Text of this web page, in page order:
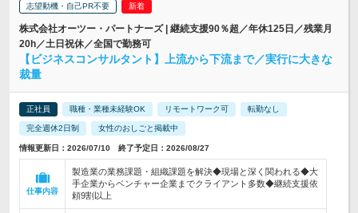
志望動機・自己PR不要
株式会社オーツー・パートナーズ | 継続支援90％超／年休125日／残業月
20h／土日祝休／全国で勤務可
【ビジネスコンサルタント】上流から下流まで／実行に大きな
裁量
正社員 職種・業種未経験OK リモートワーク可 転勤なし
完全週休2日制 女性のおしごと掲載中
情報更新日：2026/07/10 終了予定日：2026/08/27
仕事内容
製造業の業務課題・組織課題を解決◆現場と深く関われる◆大
手企業からベンチャー企業までクライアント多数◆継続支援依
頼9割以上